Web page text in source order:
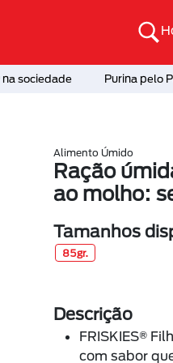
na sociedade Purina pelo
Alimento Úmido
Ração
ao molho:
Tamanhos
85gr.
Descrição
FRISKIES®
com sabor